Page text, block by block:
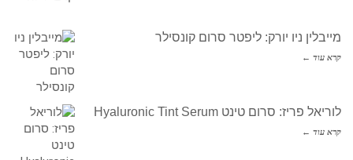
מייבלין ניו יורק: ליפטר סרום קונסילר
קרא עוד ←
לוריאל פריז: סרום טינט Hyaluronic Tint Serum
קרא עוד ←